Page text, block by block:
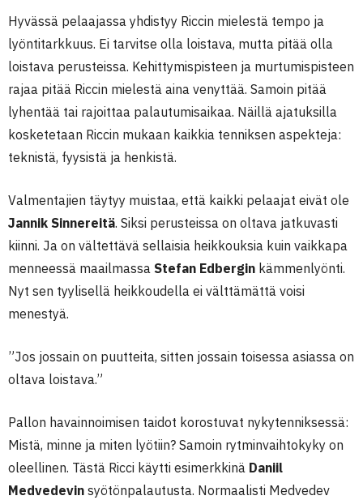
Hyvässä pelaajassa yhdistyy Riccin mielestä tempo ja
lyöntitarkkuus. Ei tarvitse olla loistava, mutta pitää olla
loistava perusteissa. Kehittymispisteen ja murtumispisteen
rajaa pitää Riccin mielestä aina venyttää. Samoin pitää
lyhentää tai rajoittaa palautumisaikaa. Näillä ajatuksilla
kosketetaan Riccin mukaan kaikkia tenniksen aspekteja:
teknistä, fyysistä ja henkistä.
Valmentajien täytyy muistaa, että kaikki pelaajat eivät ole
Jannik Sinnereitä. Siksi perusteissa on oltava jatkuvasti
kiinni. Ja on vältettävä sellaisia heikkouksia kuin vaikkapa
menneessä maailmassa Stefan Edbergin kämmenlyönti.
Nyt sen tyylisellä heikkoudella ei välttämättä voisi
menestyä.
”Jos jossain on puutteita, sitten jossain toisessa asiassa on
oltava loistava.”
Pallon havainnoimisen taidot korostuvat nykytenniksessä:
Mistä, minne ja miten lyötiin? Samoin rytminvaihtokyky on
oleellinen. Tästä Ricci käytti esimerkkinä Daniil
Medvedevin syötönpalautusta. Normaalisti Medvedev